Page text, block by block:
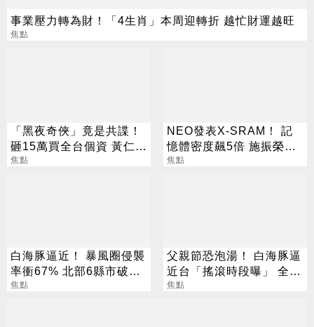
事業壓力轉為財！「4生肖」本周迎轉折 越忙財運越旺
焦點
「黑夜奇俠」竟是共諜！
砸15萬買全台個資 黃仁
勳、張麗善也受害
焦點
NEO發表X-SRAM！ 記
憶體密度飆5倍 施振榮：
半導體迎新革命
焦點
白海豚逼近！ 暴風圈侵襲
率衝67% 北部6縣市破5
成
焦點
父親節恐泡湯！ 白海豚逼
近台「搖滾時段曝」 全台
雨彈開炸
焦點